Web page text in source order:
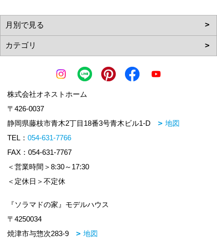
株式会社オネストホーム
〒426-0037
静岡県藤枝市青木2丁目18番3号青木ビル1-D
地図
TEL： 054-631-7766
FAX：054-631-7767
＜営業時間＞8:30～17:30
＜定休日＞不定休
『ソラマドの家』モデルハウス
〒4250034
焼津市与惣次283-9
地図